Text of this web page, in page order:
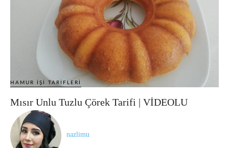
HAMUR İŞI TARIFLERI
Mısır Unlu Tuzlu Çörek Tarifi | VİDEOLU
nazlimu